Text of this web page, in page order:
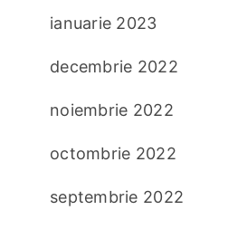
ianuarie 2023
decembrie 2022
noiembrie 2022
octombrie 2022
septembrie 2022